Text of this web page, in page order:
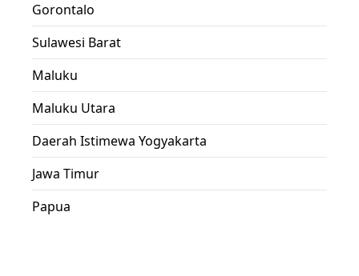
Gorontalo
Sulawesi Barat
Maluku
Maluku Utara
Daerah Istimewa Yogyakarta
Jawa Timur
Papua